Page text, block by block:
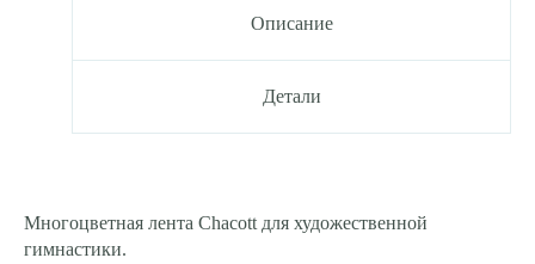
Описание
Детали
Многоцветная лента Chacott для художественной
гимнастики.